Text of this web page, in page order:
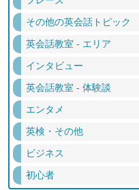
その他の英会話トピック
英会話教室 - エリア
インタビュー
英会話教室 - 体験談
エンタメ
英検・その他
ビジネス
初心者